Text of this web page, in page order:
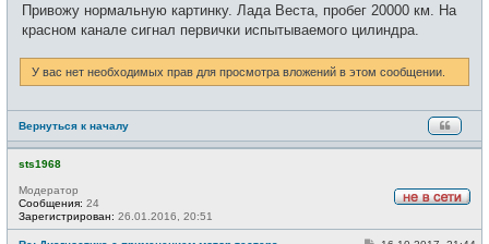
щ
н
е
Привожу нормальную картинку. Лада Веста, пробег 20000 км. На
красном канале сигнал первички испытываемого цилиндра.
У вас нет необходимых прав для просмотра вложений в этом сообщении.
Вернуться к началу
sts1968
в
Модератор
Сообщения: 24
Зарегистрирован: 26.01.2016, 20:51